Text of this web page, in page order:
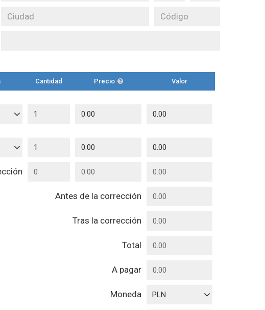
Cantidad Precio Valor
Antes de la corrección
Tras la corrección
Total
A pagar
Moneda PLN